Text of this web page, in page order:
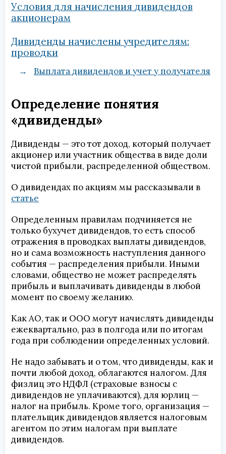
Условия для начисления дивидендов
акционерам
Дивиденды начислены учредителям:
проводки
Выплата дивидендов и учет у получателя
Определение понятия
«дивиденды»
Дивиденды — это тот доход, который получает
акционер или участник общества в виде доли
чистой прибыли, распределенной обществом.
О дивидендах по акциям мы рассказывали в
статье
Определенным правилам подчиняется не
только бухучет дивидендов, то есть способ
отражения в проводках выплаты дивидендов,
но и сама возможность наступления данного
события — распределения прибыли. Иными
словами, общество не может распределять
прибыль и выплачивать дивиденды в любой
момент по своему желанию.
Как АО, так и ООО могут начислять дивиденды
ежеквартально, раз в полгода или по итогам
года при соблюдении определенных условий.
Не надо забывать и о том, что дивиденды, как и
почти любой доход, облагаются налогом. Для
физлиц это НДФЛ (страховые взносы с
дивидендов не уплачиваются), для юрлиц —
налог на прибыль. Кроме того, организация —
плательщик дивидендов является налоговым
агентом по этим налогам при выплате
дивидендов.